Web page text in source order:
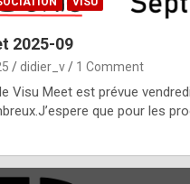
g
h
t
f
2025-09
didier_v 1 Comment
Visu Meet est prévue
que pour les